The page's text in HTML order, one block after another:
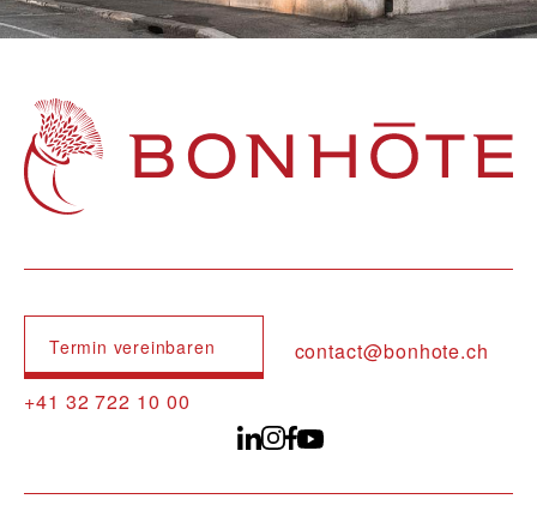
Navigation principale
Termin vereinbaren
contact@bonhote.ch
+41 32 722 10 00